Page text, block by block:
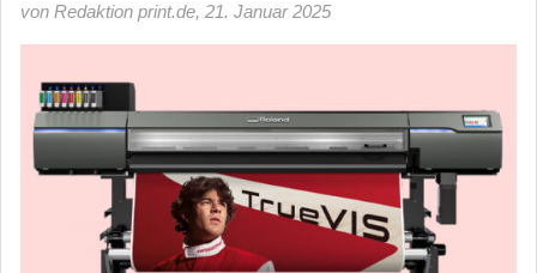
von Redaktion print.de, 21. Januar 2025